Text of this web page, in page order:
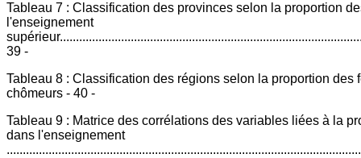
Tableau 7 : Classification des provinces selon la proportion
l'enseignement
39 -
Tableau 8 : Classification des régions selon la proportion des
chômeurs - 40 -
Tableau 9 : Matrice des corrélations des variables liées à la
dans l'enseignement